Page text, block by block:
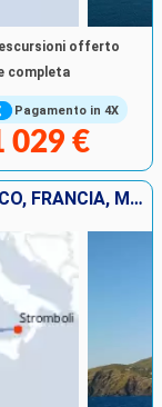
Pagamento in 4X
offerto
completa
029 €
SPAGNA, ITALIA, GIBILTERRA, MAROCCO, FRANCIA, MAIORCA